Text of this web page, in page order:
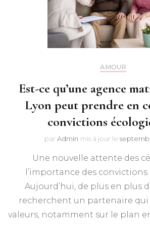
AMOUR
Est-ce qu’une agence
Lyon peut prendre en
convictions
par Admin mis à jour le
Une nouvelle attente des
l’importance des
Aujourd’hui, de plus en plus
recherchent un partenaire
valeurs, notamment sur le plan